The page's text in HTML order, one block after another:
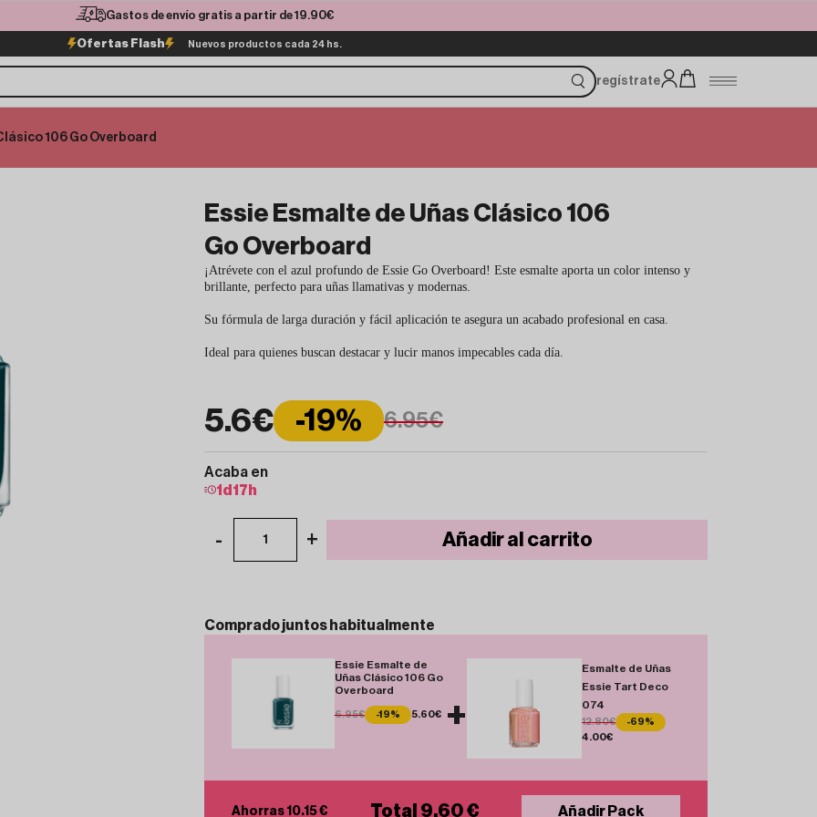
Gastos de envío gratis a partir de 19.90€
Ofertas Flash Nuevos productos cada 24 hs.
regístrate
106 Go Overboard
Essie Esmalte de Uñas Clásico 106
Go Overboard
¡Atrévete con el azul profundo de Essie Go Overboard! Este esmalte aporta un color intenso y
brillante, perfecto para uñas llamativas y modernas.
Su fórmula de larga duración y fácil aplicación te asegura un acabado profesional en casa.
Ideal para quienes buscan destacar y lucir manos impecables cada día.
5.6€ -19% 6.95€
Acaba en
1 d 17 h
- 1 + Añadir al carrito
Compradojuntos habitualmente
Essie Esmalte de
Uñas Clásico 106 Go
Overboard
6.95€ -19% 5.60€ +
Esmalte de Uñas
Essie Tart Deco
074
12.80€
-69%
4.00€
Ahorras 10.15 € Total 9.60 € Añadir Pack